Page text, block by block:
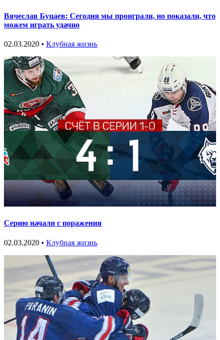
Вячеслав Буцаев: Сегодня мы проиграли, но показали, что
можем играть удачно
02.03.2020 • Клубная жизнь
Серию начали с поражения
02.03.2020 • Клубная жизнь